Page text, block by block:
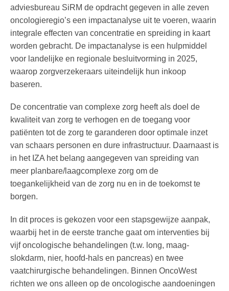
adviesbureau SiRM de opdracht gegeven in alle zeven
oncologieregio’s een impactanalyse uit te voeren, waarin
integrale effecten van concentratie en spreiding in kaart
worden gebracht. De impactanalyse is een hulpmiddel
voor landelijke en regionale besluitvorming in 2025,
waarop zorgverzekeraars uiteindelijk hun inkoop
baseren.
De concentratie van complexe zorg heeft als doel de
kwaliteit van zorg te verhogen en de toegang voor
patiënten tot de zorg te garanderen door optimale inzet
van schaars personen en dure infrastructuur. Daarnaast is
in het IZA het belang aangegeven van spreiding van
meer planbare/laagcomplexe zorg om de
toegankelijkheid van de zorg nu en in de toekomst te
borgen.
In dit proces is gekozen voor een stapsgewijze aanpak,
waarbij het in de eerste tranche gaat om interventies bij
vijf oncologische behandelingen (t.w. long, maag-
slokdarm, nier, hoofd-hals en pancreas) en twee
vaatchirurgische behandelingen. Binnen OncoWest
richten we ons alleen op de oncologische aandoeningen